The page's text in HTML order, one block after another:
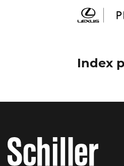
ŠKODA Schiller
Geely Schiller
Seat Schiller
Tesla Approved Body Shop
Index